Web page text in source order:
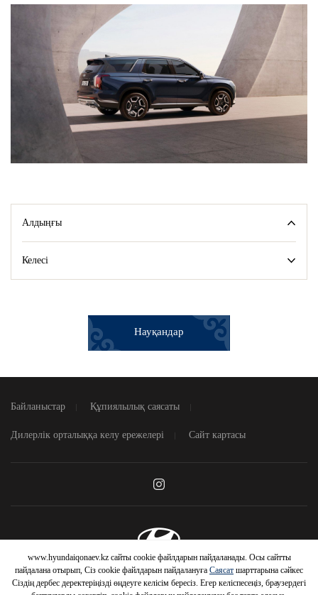
Алдыңғы
Келесі
Науқандар
Байланыстар Құпиялылық саясаты
Дилерлік орталыққа келу ережелері Сайт картасы
© 2026 Hyundai Motor Company
www.hyundaiqonaev.kz сайты cookie файлдарын пайдаланады. Осы сайтты
пайдалана отырып, Сіз cookie файлдарын пайдалануға Саясат шарттарына сәйкес
Сіздің дербес деректеріңізді өңдеуге келісім бересіз. Егер келіспесеңіз, браузердегі